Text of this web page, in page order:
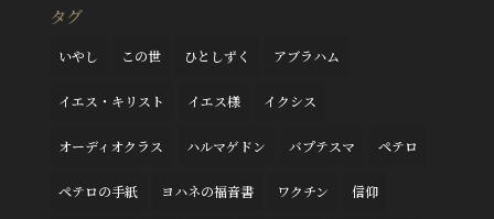
タグ
いやし この世 ひとしずく アブラハム
イエス・キリスト イエス様 イクシス
オーディオクラス ハルマゲドン バプテスマ ペテロ
ペテロの手紙 ヨハネの福音書 ワクチン 信仰